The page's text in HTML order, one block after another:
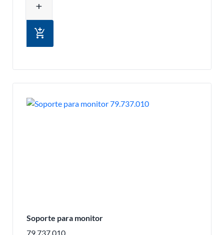
add
add_shopping_cart
Soporte para monitor
79.737.010